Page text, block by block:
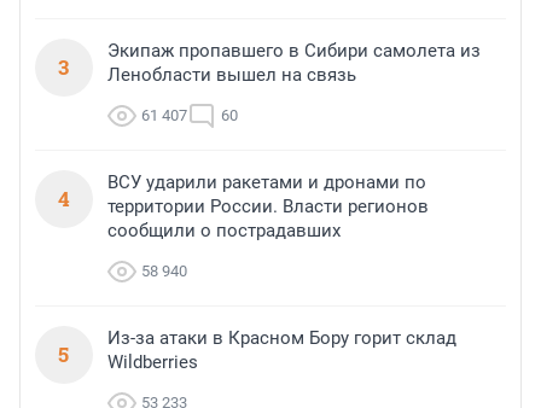
3
Экипаж пропавшего в Сибири самолета из
Ленобласти вышел на связь
61 407 60
4
ВСУ ударили ракетами и дронами по
территории России. Власти регионов
сообщили о пострадавших
58 940
5
Из-за атаки в Красном Бору горит склад
Wildberries
53 233